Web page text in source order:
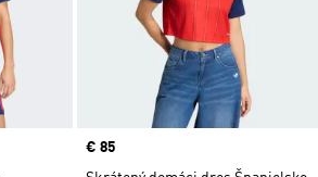
Price
€ 85